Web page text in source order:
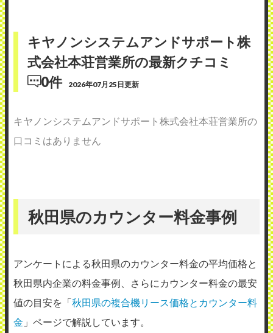
キヤノンシステムアンドサポート株
式会社本荘営業所の最新クチコミ
0件
2026年07月25日更新
キヤノンシステムアンドサポート株式会社本荘営業所の
口コミはありません
秋田県のカウンター料金事例
アンケートによる秋田県のカウンター料金の平均価格と
秋田県内企業の料金事例、さらにカウンター料金の最安
値の目安を「秋田県の複合機リース価格とカウンター料
金 」ページで解説しています。